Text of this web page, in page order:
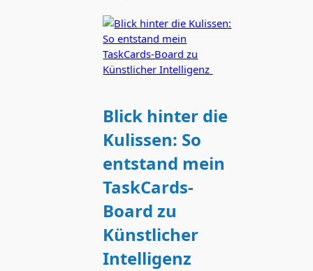
Blick hinter die
Kulissen: So
entstand mein
TaskCards-
Board zu
Künstlicher
Intelligenz